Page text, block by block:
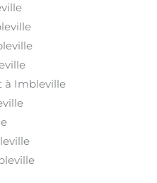
à Imbleville